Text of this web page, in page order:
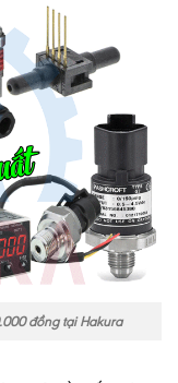
đồng tại Hakura